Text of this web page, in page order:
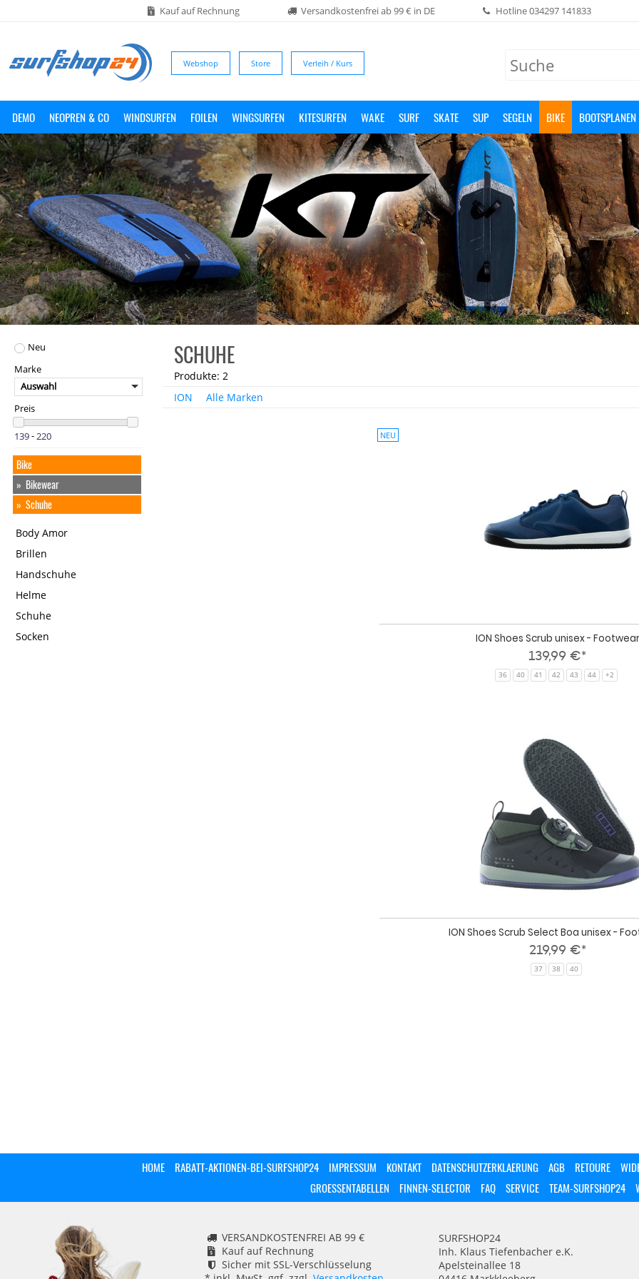
Kauf auf Rechnung Versandkostenfrei ab 99 € in DE Hotline034297 141833
Webshop Store Verleih / Kurs
DEMO NEOPREN & CO WINDSURFEN FOILEN WINGSURFEN KITESURFEN WAKE SURF SKATE SUP SEGELN BIKE BOOTSPLANEN
Neu
Marke
Auswahl
Preis
-
Bike
Bikewear
Schuhe
Body Amor
Brillen
Handschuhe
Helme
Schuhe
Socken
SCHUHE
Produkte: 2
ION
Alle Marken
NEU
ION Shoes Scrub unisex - Footwear
139,99 €*
36 40 41 42 43 44 +2
ION Shoes Scrub Select Boa unisex -
219,99 €*
37 38 40
HOME RABATT-AKTIONEN-BEI-SURFSHOP24 IMPRESSUM KONTAKT DATENSCHUTZERKLAERUNG AGB RETOURE
GROESSENTABELLEN
FINNEN-SELECTOR FAQ SERVICE TEAM-SURFSHOP24
VERSANDKOSTENFREI AB 99 €
Kauf auf Rechnung
Sicher mit SSL-Verschlüsselung
SURFSHOP24
Inh. Klaus Tiefenbacher e.K.
Apelsteinallee 18